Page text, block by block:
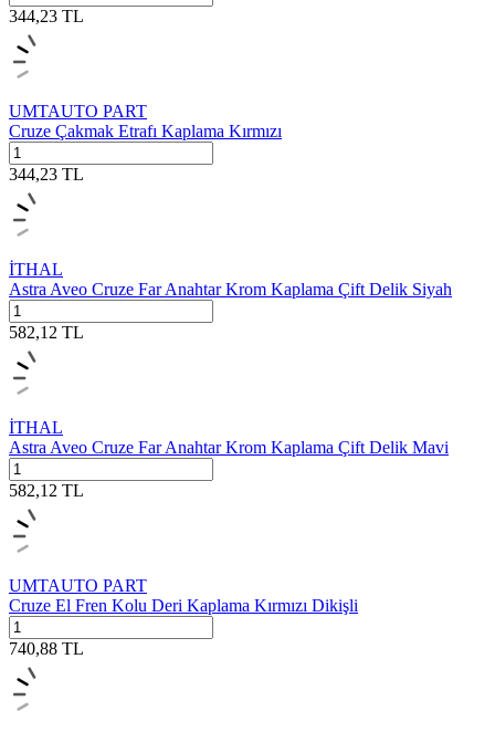
344,23 TL
UMTAUTO PART
Cruze Çakmak Etrafı Kaplama Kırmızı
344,23 TL
İTHAL
Astra Aveo Cruze Far Anahtar Krom Kaplama Çift Delik Siyah
582,12 TL
İTHAL
Astra Aveo Cruze Far Anahtar Krom Kaplama Çift Delik Mavi
582,12 TL
UMTAUTO PART
Cruze El Fren Kolu Deri Kaplama Kırmızı Dikişli
740,88 TL